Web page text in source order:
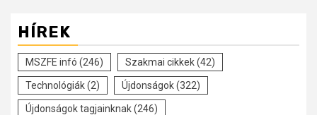
HÍREK
MSZFE infó (246) Szakmai cikkek(42)
Technológiák(2) Újdonságok(322)
Újdonságok tagjainknak(246)